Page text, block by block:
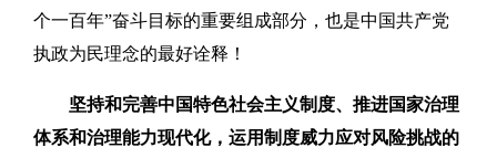
个一百年”奋斗目标的重要组成部分，也是中国共产党
执政为民理念的最好诠释！
坚持和完善中国特色社会主义制度、推进国家治理
体系和治理能力现代化，运用制度威力应对风险挑战的